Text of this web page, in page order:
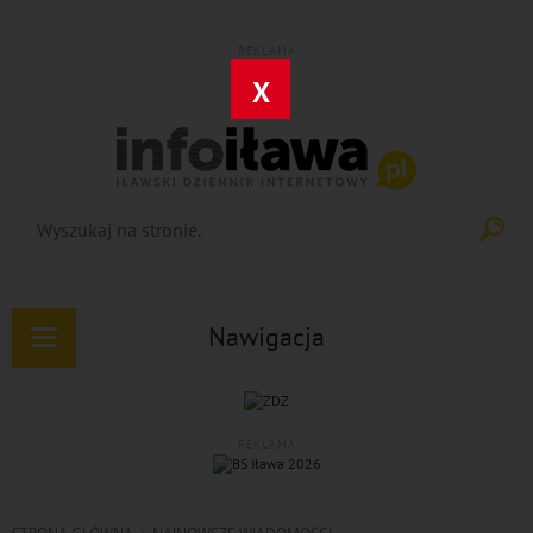
X
Nawigacja
Rozwiń